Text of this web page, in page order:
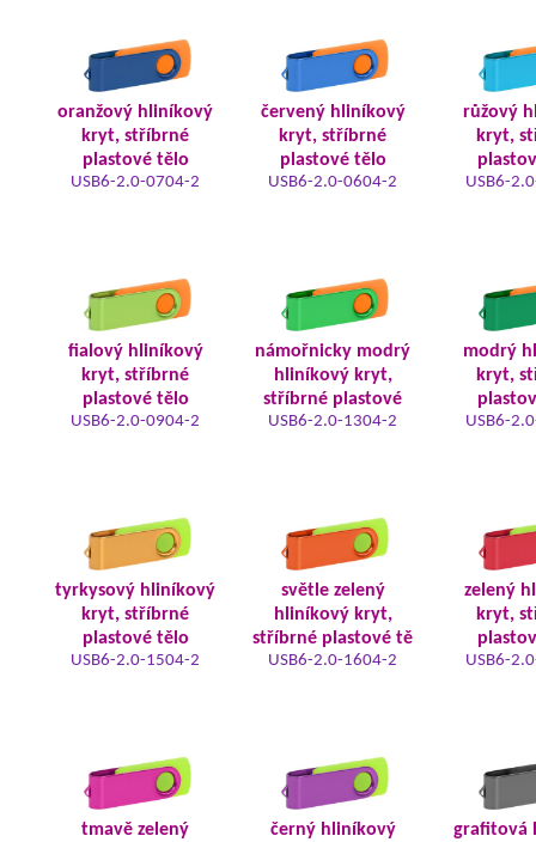
oranžový hliníkový
kryt, stříbrné
plastové tělo
USB6-2.0-0704-2
červený hliníkový
kryt, stříbrné
plastové tělo
USB6-2.0-0604-2
růžový
kryt,
USB6-
fialový hliníkový
kryt, stříbrné
plastové tělo
USB6-2.0-0904-2
námořnicky modrý
hliníkový kryt,
stříbrné plastové
USB6-2.0-1304-2
modrý
kryt,
USB6-
tyrkysový hliníkový
kryt, stříbrné
plastové tělo
USB6-2.0-1504-2
světle zelený
hliníkový kryt,
stříbrné plastové tě
USB6-2.0-1604-2
zelený
kryt,
USB6-
tmavě zelený
černý hliníkový
grafitová